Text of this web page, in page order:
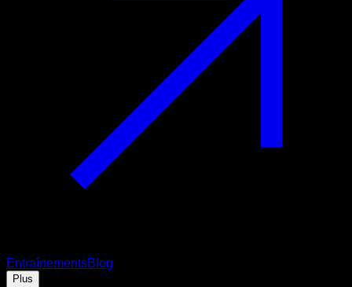
EntraînementsBlog
Plus